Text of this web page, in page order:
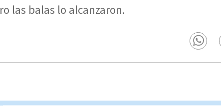
las balas lo alcanzaron.